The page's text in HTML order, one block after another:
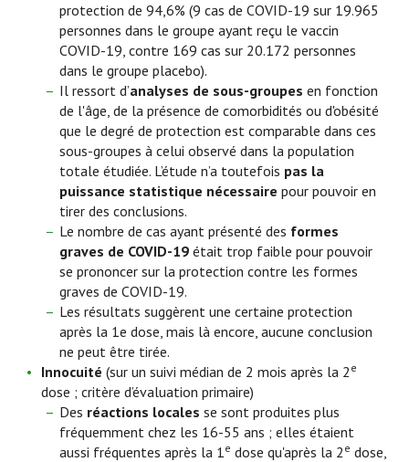
protection de 94,6% (9 cas de COVID-19 sur 19.965
personnes dans le groupe ayant reçu le vaccin
COVID-19, contre 169 cas sur 20.172 personnes
dans le groupe placebo).
Il ressort d’analyses de sous-groupes en fonction
de l'âge, de la présence de comorbidités ou d'obésité
que le degré de protection est comparable dans ces
sous-groupes à celui observé dans la population
totale étudiée. L’étude n’a toutefois pas la
puissance statistique nécessaire pour pouvoir en
tirer des conclusions.
Le nombre de cas ayant présenté des formes
graves de COVID-19 était trop faible pour pouvoir
se prononcer sur la protection contre les formes
graves de COVID-19.
Les résultats suggèrent une certaine protection
après la 1e dose, mais là encore, aucune conclusion
ne peut être tirée.
Innocuité (sur un suivi médian de 2 mois après la 2 e
dose ; critère d’évaluation primaire)
Des réactions locales se sont produites plus
fréquemment chez les 16-55 ans ; elles étaient
aussi fréquentes après la 1e dose qu'après la 2 e dose,